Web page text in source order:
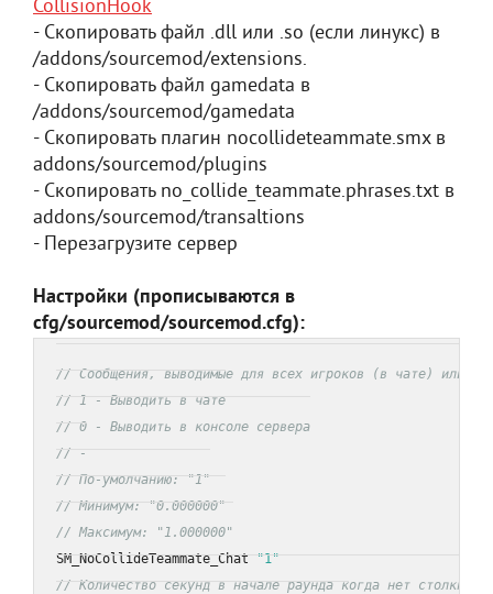
CollisionHook
- Скопировать файл .dll или .so (если линукс) в
/addons/sourcemod/extensions.
- Скопировать файл gamedata в
/addons/sourcemod/gamedata
- Скопировать плагин nocollideteammate.smx в
addons/sourcemod/plugins
- Скопировать no_collide_teammate.phrases.txt в
addons/sourcemod/transaltions
- Перезагрузите сервер
Настройки (прописываются в
cfg/sourcemod/sourcemod.cfg):
// Сообщения, выводимые для всех игроков (в чате) или
// 1 - Выводить в чате
// 0 - Выводить в консоле сервера
// -
// По-умолчанию: "1"
// Минимум: "0.000000"
// Максимум: "1.000000"
SM_NoCollideTeammate_Chat
"1"
// Количество секунд в начале раунда когда нет